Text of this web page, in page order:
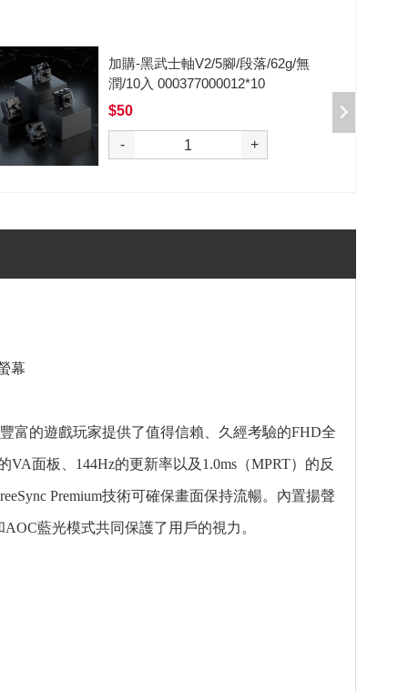
加購-黑武士軸V2/5腳/段落/62g/無
潤/10入 000377000012*10
$50
- +
幕
富的遊戲玩家提供了值得信賴、久經考驗的FHD全
面板、144Hz的更新率以及1.0ms（MPRT）的反
Premium技術可確保畫面保持流暢。內置揚聲
藍光模式共同保護了用戶的視力。